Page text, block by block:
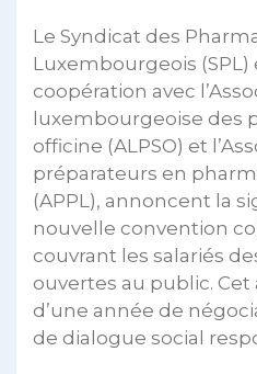
Le Syndicat des
Luxembourgeois (SPL)
coopération avec
luxembourgeoise des
officine (ALPSO) et
préparateurs en
(APPL), annoncent la
nouvelle convention
couvrant les salariés
ouvertes au public.
d’une année de
de dialogue social